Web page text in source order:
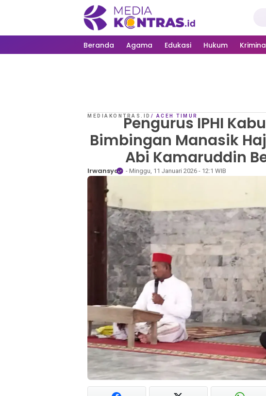
Beranda Agama Edukasi Hukum
MEDIAKONTRAS.ID / ACEH TIMUR
Pengurus IPHI
Bimbingan Manasik
Abi Kamaruddin
Irwansyah - Minggu, 11 Januari 2026 - 12:1 WIB